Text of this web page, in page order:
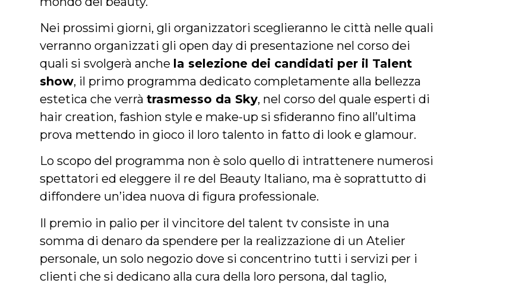
Nei prossimi giorni, gli organizzatori sceglieranno le città nelle quali
verranno organizzati gli open day di presentazione nel corso dei
quali si svolgerà anche la selezione dei candidati per il Talent
show, il primo programma dedicato completamente alla bellezza
estetica che verràtrasmesso da Sky, nel corso del quale esperti di
hair creation, fashion style e make-up si sfideranno fino all’ultima
prova mettendo in gioco il loro talento in fatto di look e glamour.
Lo scopo del programma non è solo quello di intrattenere numerosi
spettatori ed eleggere il re del Beauty Italiano, ma è soprattutto di
diffondere un’idea nuova di figura professionale.
Il premio in palio per il vincitore del talent tv consiste in una
somma di denaro da spendere per la realizzazione di un Atelier
personale, un solo negozio dove si concentrino tutti i servizi per i
clienti che si dedicano alla cura della loro persona, dal taglio,